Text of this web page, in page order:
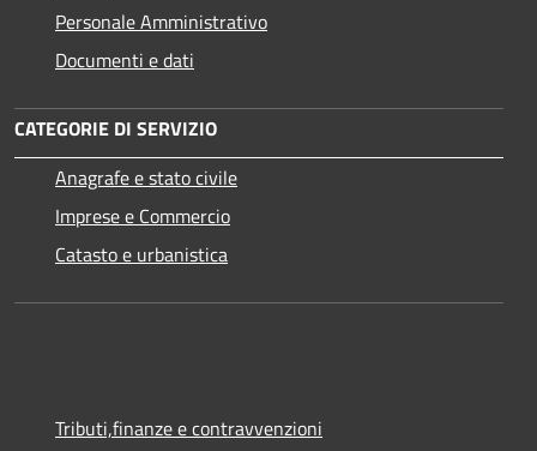
Personale Amministrativo
Documenti e dati
CATEGORIE DI SERVIZIO
Anagrafe e stato civile
Imprese e Commercio
Catasto e urbanistica
Tributi,finanze e contravvenzioni